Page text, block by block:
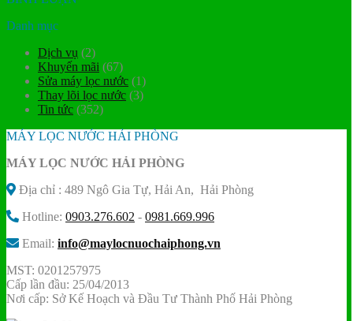
Danh mục
Dịch vụ (2)
Khuyến mãi (67)
Sửa máy lọc nước (1)
Thay lõi lọc nước (3)
Tin tức (352)
MÁY LỌC NƯỚC HẢI PHÒNG
MÁY LỌC NƯỚC HẢI PHÒNG
Địa chỉ : 489 Ngô Gia Tự, Hải An, Hải Phòng
Hotline: 0903.276.602 - 0981.669.996
Email: info@maylocnuochaiphong.vn
MST: 0201257975
Cấp lần đầu: 25/04/2013
Nơi cấp: Sở Kế Hoạch và Đầu Tư Thành Phố Hải Phòng